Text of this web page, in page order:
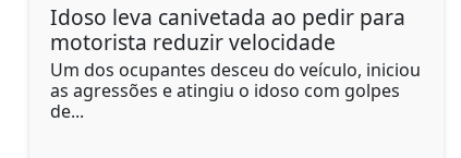
Idoso leva canivetada ao pedir para
motorista reduzir velocidade
Um dos ocupantes desceu do veículo, iniciou
as agressões e atingiu o idoso com golpes